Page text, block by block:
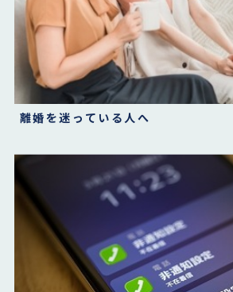
離婚を迷っている人へ